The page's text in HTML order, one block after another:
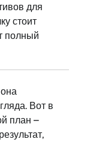
для
стоит
полный
Вот в
план –